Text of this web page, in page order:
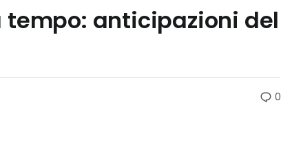
tempo: anticipazioni del
0